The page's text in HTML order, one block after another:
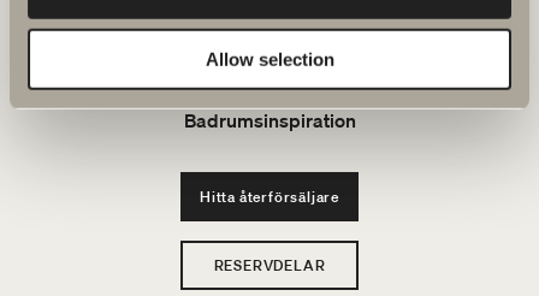
Allow selection
Hållbarhet
Badrumsinspiration
Hitta återförsäljare
RESERVDELAR